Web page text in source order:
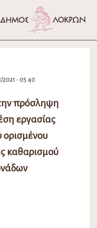
- 05:40
πρόσληψη
εργασίας
ορισμένου
καθαρισμού